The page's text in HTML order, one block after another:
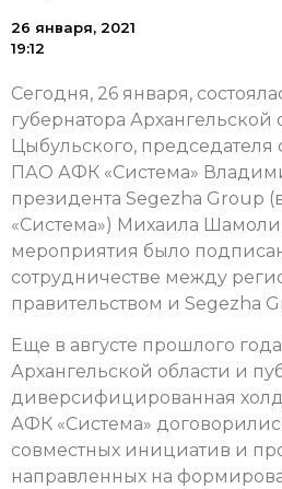
26 января, 2021
19:12
Сегодня, 26 января,
губернатора Архангельской
Цыбульского, председателя
ПАО АФК «Система»
президента Segezha Group
«Система») Михаила
мероприятия было
сотрудничестве между
правительством и Segezha
Еще в августе прошлого
Архангельской области и
диверсифицированная
АФК «Система»
совместных инициатив и
направленных на